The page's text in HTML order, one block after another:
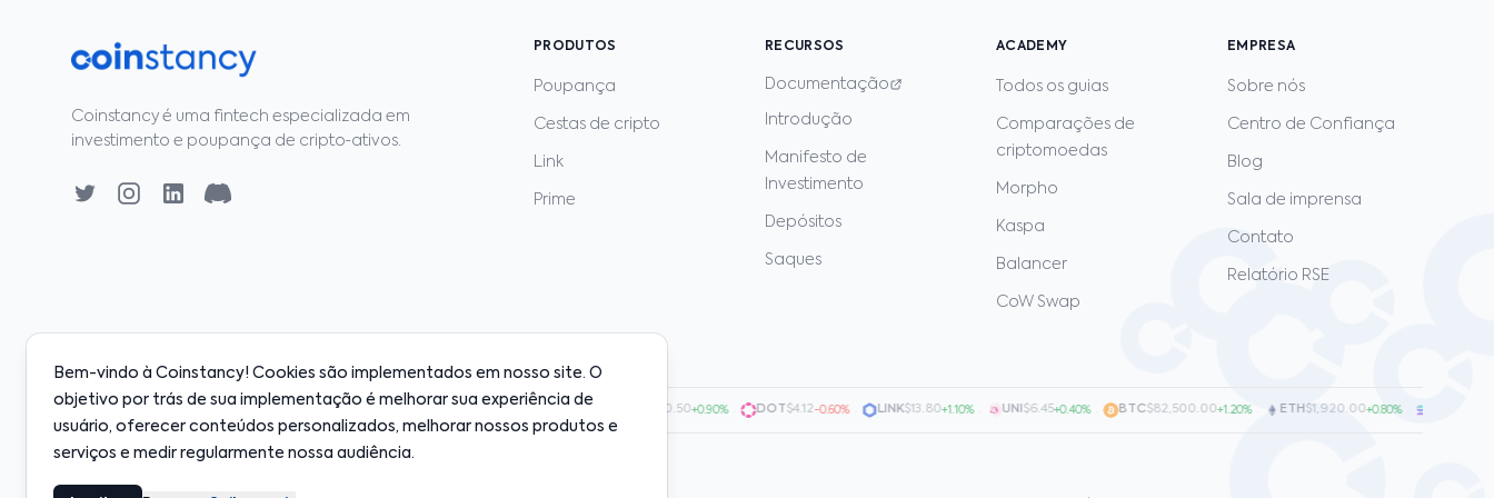
Coinstancy é uma fintech especializada em
investimento e poupança de cripto‑ativos.
PRODUTOS
Poupança
Cestas de cripto
Link
Prime
RECURSOS
Documentação
Introdução
Manifesto de
Investimento
Depósitos
Saques
ACADEMY
Todos os guias
Comparações de
criptomoedas
Morpho
Kaspa
Balancer
CoW Swap
EMPRESA
Sobre nós
Centro de Confiança
Blog
Sala de imprensa
Contato
Relatório RSE
SOL $128.00 $598.00 $0.7200 $20.50 +0.90% · DOT$4.12-0.60% · LINK $13.80+1.10% · UNI$6.45+0.40% · BTC $82,500.00+1.20% · ETH $1,920.00+0.80% · SOL
Bem-vindo à Coinstancy! Cookies são implementados em nosso site. O
objetivo por trás de sua implementação é melhorar sua experiência de
usuário, oferecer conteúdos personalizados, melhorar nossos produtos e
serviços e medir regularmente nossa audiência.